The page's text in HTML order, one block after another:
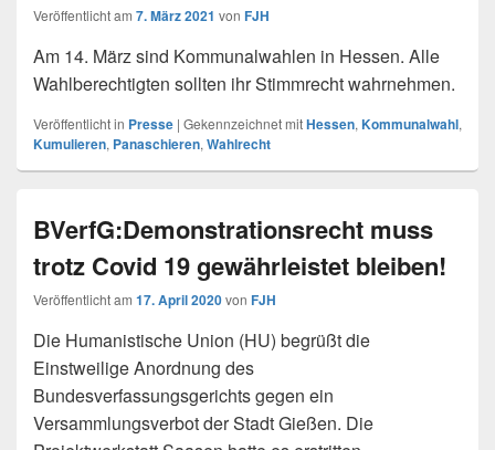
Veröffentlicht am 7. März 2021 von FJH
Am 14. März sind Kommunalwahlen in Hessen. Alle
Wahlberechtigten sollten ihr Stimmrecht wahrnehmen.
Veröffentlicht in Presse | Gekennzeichnet mitHessen, Kommunalwahl,
Kumulieren, Panaschieren, Wahlrecht
BVerfG:Demonstrationsrecht muss
trotz Covid 19 gewährleistet bleiben!
Veröffentlicht am 17. April 2020von FJH
Die Humanistische Union (HU) begrüßt die
Einstweilige Anordnung des
Bundesverfassungsgerichts gegen ein
Versammlungsverbot der Stadt Gießen. Die